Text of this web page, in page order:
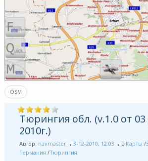
OSM
Тюрингия обл. (v.1.0 от
2010г.)
Автор: navmaster 3-12-2010, 12:03 в Карты /
Германия /Тюрингия